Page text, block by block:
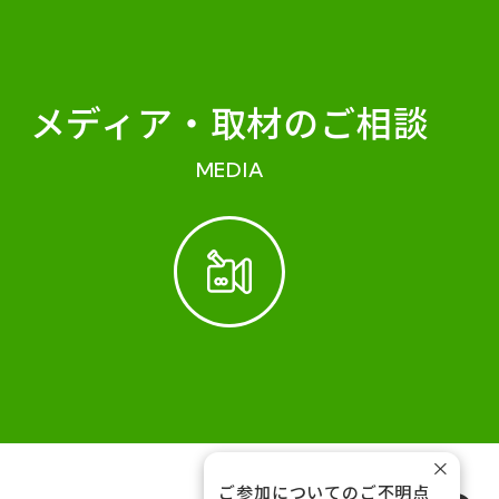
メディア・ 取材のご相談
MEDIA
ご参加についてのご不明点
×